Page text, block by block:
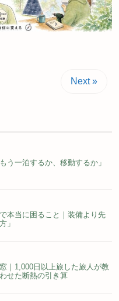
Next »
う一泊するか、移動するか」
本当に困ること｜装備より先
」
｜1,000日以上旅した旅人が教
せた断熱の引き算